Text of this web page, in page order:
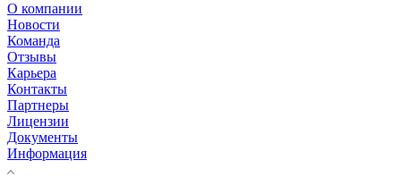
О компании
Новости
Команда
Отзывы
Карьера
Контакты
Партнеры
Лицензии
Документы
Информация